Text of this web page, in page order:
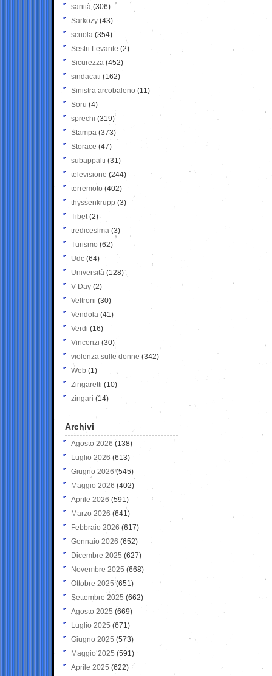
sanità (306)
Sarkozy (43)
scuola (354)
Sestri Levante (2)
Sicurezza (452)
sindacati (162)
Sinistra arcobaleno (11)
Soru (4)
sprechi (319)
Stampa (373)
Storace (47)
subappalti (31)
televisione(244)
terremoto (402)
thyssenkrupp (3)
Tibet(2)
tredicesima (3)
Turismo (62)
Udc (64)
Università (128)
V-Day (2)
Veltroni (30)
Vendola (41)
Verdi (16)
Vincenzi (30)
violenza sulle donne (342)
Web (1)
Zingaretti (10)
zingari (14)
Archivi
Agosto 2026 (138)
Luglio 2026 (613)
Giugno 2026 (545)
Maggio 2026 (402)
Aprile 2026 (591)
Marzo 2026 (641)
Febbraio 2026 (617)
Gennaio 2026 (652)
Dicembre 2025 (627)
Novembre 2025 (668)
Ottobre 2025 (651)
Settembre 2025 (662)
Agosto 2025 (669)
Luglio 2025 (671)
Giugno 2025 (573)
Maggio 2025 (591)
Aprile 2025 (622)